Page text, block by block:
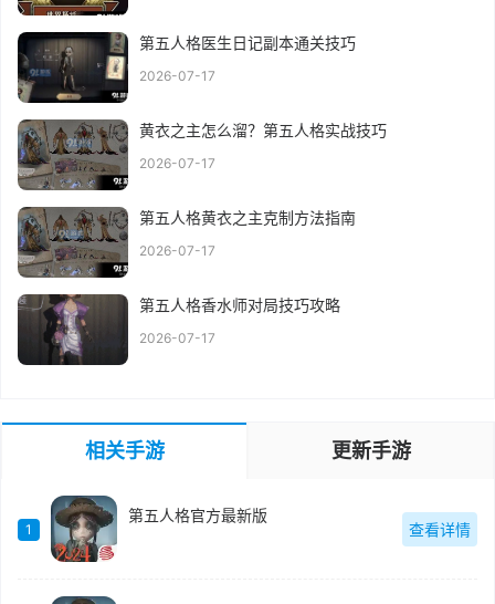
第五人格医生日记副本通关技巧
2026-07-17
黄衣之主怎么溜？第五人格实战技巧
2026-07-17
第五人格黄衣之主克制方法指南
2026-07-17
第五人格香水师对局技巧攻略
2026-07-17
相关手游 更新手游
1
第五人格官方最新版
查看详情